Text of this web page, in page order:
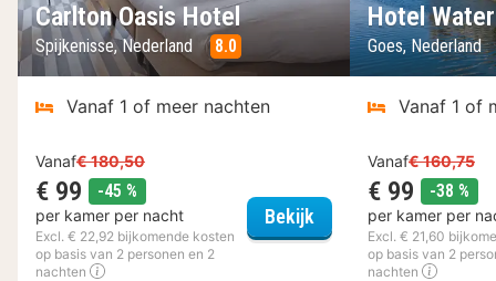
Carlton Oasis Hotel
Spijkenisse, Nederland 8.0
Vanaf 1 of meer nachten
Vanaf€ 180,50
€ 99 -45 %
per kamer per nacht
Excl. € 22,92 bijkomende kosten
op basis van 2 personen en 2
nachten
Bekijk Carlton Oasis Hotel
Hotel
Goes, Nederland
Vanaf 1 of
Vanaf€ 160,75
€ 99 -38 %
per kamer per
Excl. € 21,60
op basis van 2
nachten